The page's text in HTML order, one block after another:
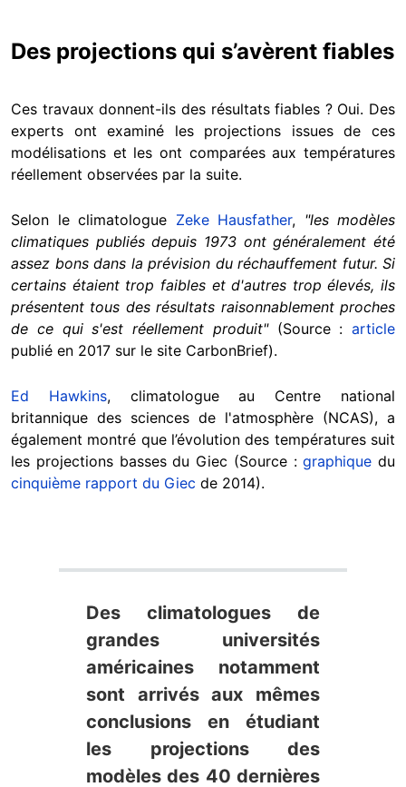
Des projections qui s’avèrent fiables
Ces travaux donnent-ils des résultats fiables ? Oui. Des
experts ont examiné les projections issues de ces
modélisations et les ont comparées aux températures
réellement observées par la suite.
Selon le climatologue Zeke Hausfather, "les modèles
climatiques publiés depuis 1973 ont généralement été
assez bons dans la prévision du réchauffement futur. Si
certains étaient trop faibles et d'autres trop élevés, ils
présentent tous des résultats raisonnablement proches
de ce qui s'est réellement produit"(Source : article
publié en 2017 sur le site CarbonBrief).
Ed Hawkins, climatologue au Centre national
britannique des sciences de l'atmosphère (NCAS), a
également montré que l’évolution des températures suit
les projections basses du Giec (Source :graphique du
cinquième rapport du Giec de 2014).
Des climatologues de
grandes universités
américaines notamment
sont arrivés aux mêmes
conclusions en étudiant
les projections des
modèles des 40 dernières